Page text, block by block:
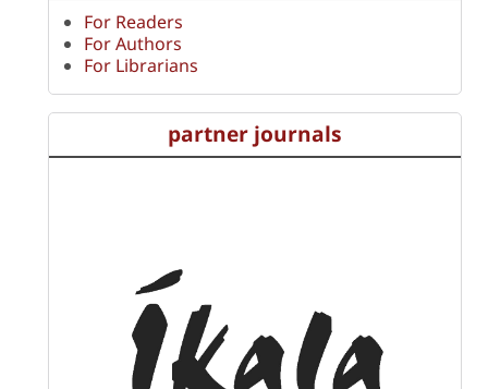
For Readers
For Authors
For Librarians
partner journals